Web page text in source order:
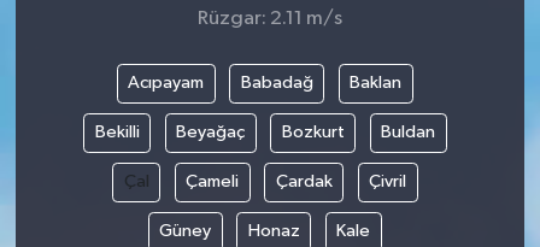
Rüzgar: 2.11 m/s
Acıpayam Babadağ Baklan
Bekilli Beyağaç Bozkurt Buldan
Çal Çameli Çardak Çivril
Güney Honaz Kale